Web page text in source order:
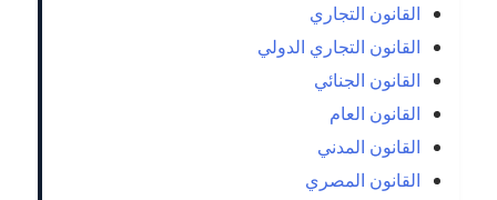
القانون التجاري
القانون التجاري الدولي
القانون الجنائي
القانون العام
القانون المدني
القانون المصري